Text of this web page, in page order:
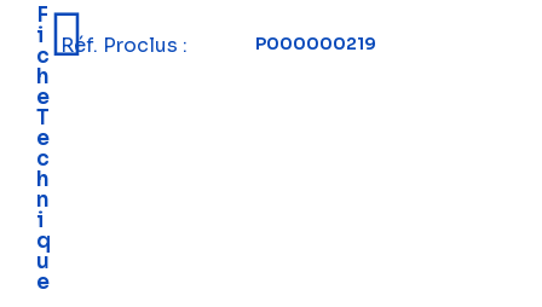
F
i
c
h
e
T
e
c
h
n
i
q
u
e
Réf. Proclus : P000000219